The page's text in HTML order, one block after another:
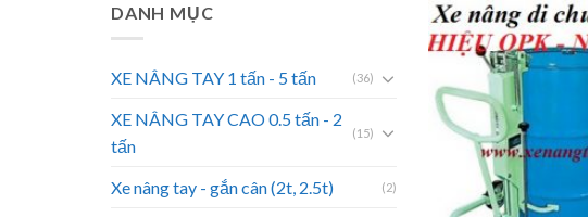
DANH MỤC
XE NÂNG TAY 1 tấn - 5 tấn (36)
XE NÂNG TAY CAO 0.5 tấn - 2
tấn
(15)
Xe nâng tay - gắn cân (2t, 2.5t) (2)